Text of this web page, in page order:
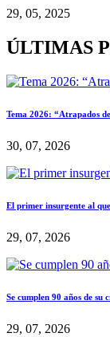
29, 05, 2025
ÚLTIMAS
Tema 2026: “Atrapados
30, 07, 2026
El primer insurgente al
29, 07, 2026
Se cumplen 90 años de su
29, 07, 2026